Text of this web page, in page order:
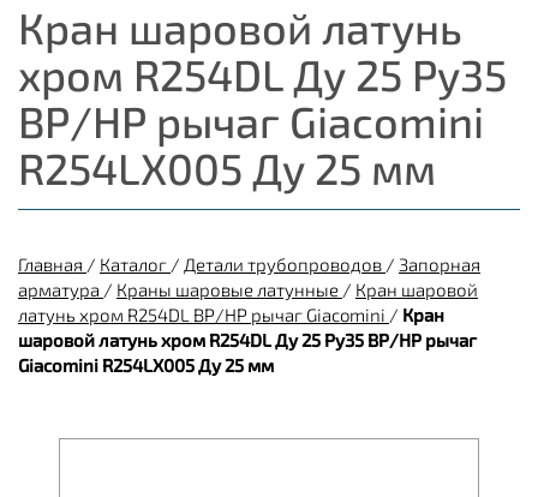
Кран шаровой латунь
хром R254DL Ду 25 Ру35
ВР/НР рычаг Giacomini
R254LX005 Ду 25 мм
Главная / Каталог / Детали трубопроводов / Запорная
арматура / Краны шаровые латунные / Кран шаровой
латунь хром R254DL ВР/НР рычаг Giacomini / Кран
шаровой латунь хром R254DL Ду 25 Ру35 ВР/НР рычаг
Giacomini R254LX005 Ду 25 мм